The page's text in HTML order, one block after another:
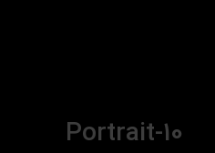
Portrait-10